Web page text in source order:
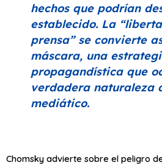
hechos que podrían
establecido. La
prensa”se convierte
máscara, una
propagandística que
verdadera naturaleza
mediático.
Chomsky advierte sobre el peligro